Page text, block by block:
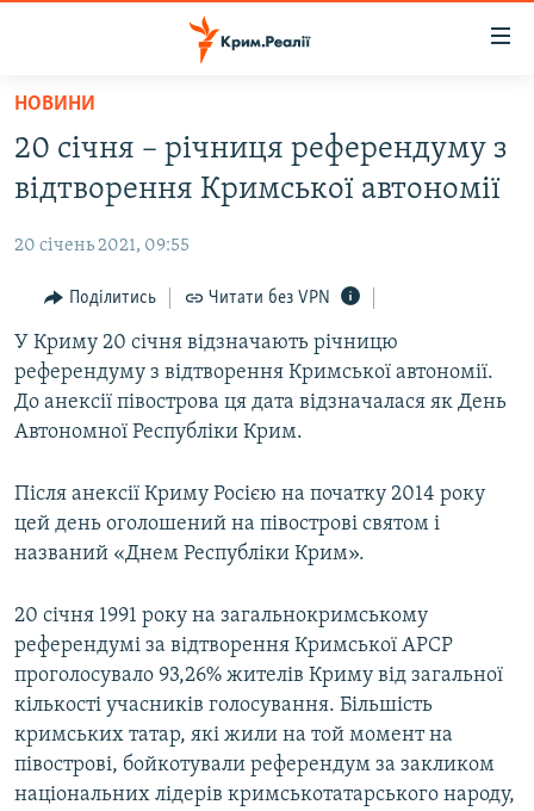
Перейти
основного
матеріалу
до
навігації
Перейти
до
пошуку
ВІДЕО ТА ФОТО
ПОЛІТИКА
БЛОГИ
ПОГЛЯД
ІНТЕРВ'Ю
ВСЕ ЗА ДЕНЬ
ДЕПОРТАЦІЯ
ВІДЕОУРОКИ «ELIFBE»
УКРАЇНСЬКА ПРОБЛЕМА КРИМУ
ІНФОГРАФІКА
ЯК ОБІЙТИ БЛОКУВАННЯ
Qırımtatar
ДОЛУЧАЙСЯ!
Усі сайти RFE/RL
НОВИНИ
20 січня – річниця референдуму з
відтворення Кримської автономії
20 січень 2021, 09:55
Поділитись Читати без VPN
У Криму 20 січня відзначають річницю
референдуму з відтворення Кримської автономії.
До анексії півострова ця дата відзначалася як День
Автономної Республіки Крим.
Після анексії Криму Росією на початку 2014 року
цей день оголошений на півострові святом і
названий «Днем Республіки Крим».
20 січня 1991 року на загальнокримському
референдумі за відтворення Кримської АРСР
проголосувало 93,26% жителів Криму від загальної
кількості учасників голосування. Більшість
кримських татар, які жили на той момент на
півострові, бойкотували референдум за закликом
національних лідерів кримськотатарського народу,